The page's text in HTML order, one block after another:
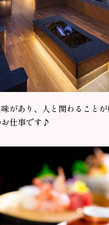
があり、人と関わること
仕事です♪